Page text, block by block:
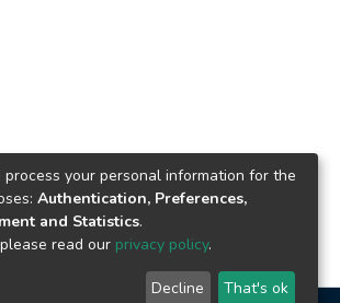
your personal information for the
Authentication, Preferences,
and Statistics.
read our privacy policy.
Decline That's ok